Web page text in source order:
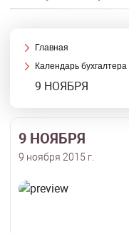
Главная
Календарь бухгалтера
9 НОЯБРЯ
9 НОЯБРЯ
9 ноября 2015 г.